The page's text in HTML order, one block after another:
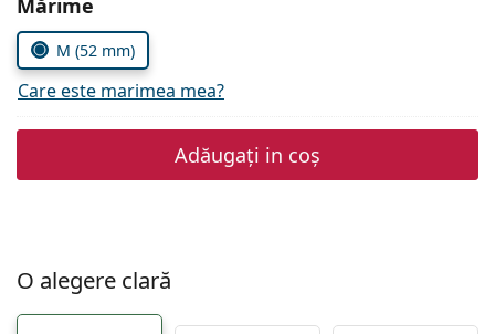
Persol
Prada
Toate mărcile
Alegeți parametrii
M (52 mm)
Care este marimea mea?
Adăugați in coș
O alegere clară